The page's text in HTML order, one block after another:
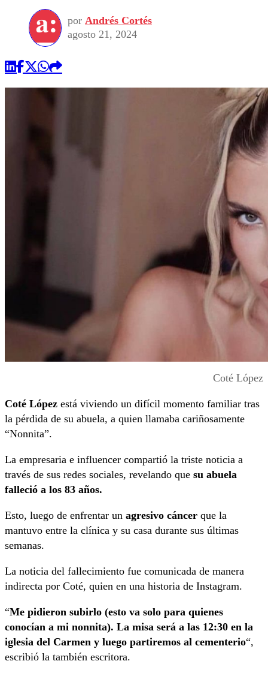
por Andrés Cortés
agosto 21, 2024
Coté López
Coté López está viviendo un difícil momento familiar tras
la pérdida de su abuela, a quien llamaba cariñosamente
“Nonnita”.
La empresaria e influencer compartió la triste noticia a
través de sus redes sociales, revelando que su abuela
falleció a los 83 años.
Esto, luego de enfrentar un agresivo cáncer que la
mantuvo entre la clínica y su casa durante sus últimas
semanas.
La noticia del fallecimiento fue comunicada de manera
indirecta por Coté, quien en una historia de Instagram.
“Me pidieron subirlo (esto va solo para quienes
conocían a mi nonnita). La misa será a las 12:30 en la
iglesia del Carmen y luego partiremos al cementerio“,
escribió la también escritora.